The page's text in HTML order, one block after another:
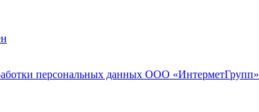
персональных данных ООО «ИнтерметГрупп»